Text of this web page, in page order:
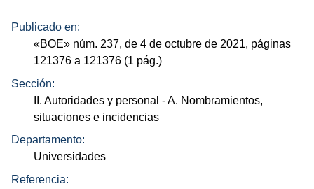
Publicado en:
«BOE» núm. 237, de 4 de octubre de 2021, páginas
121376 a 121376 (1 pág.)
Sección:
II. Autoridades y personal - A. Nombramientos,
situaciones e incidencias
Departamento:
Universidades
Referencia: